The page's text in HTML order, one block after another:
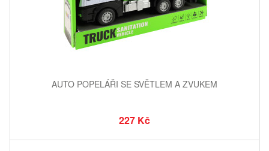
AUTO POPELÁŘI SE SVĚTLEM A ZVUKEM
227 Kč